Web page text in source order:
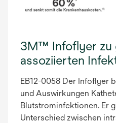
3M™ Infoflyer zu
assoziierten
EB12-0058 Der Infoflyer
und Auswirkungen
Blutstrominfektionen. Er
Unterschied zwischen